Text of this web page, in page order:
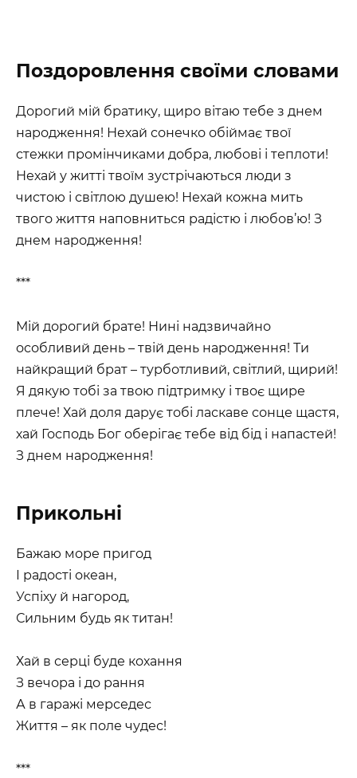
Поздоровлення своїми словами
Дорогий мій братику, щиро вітаю тебе з днем
народження! Нехай сонечко обіймає твої
стежки промінчиками добра, любові і теплоти!
Нехай у житті твоїм зустрічаються люди з
чистою і світлою душею! Нехай кожна мить
твого життя наповниться радістю і любов’ю! З
днем народження!
***
Мій дорогий брате! Нині надзвичайно
особливий день – твій день народження! Ти
найкращий брат – турботливий, світлий, щирий!
Я дякую тобі за твою підтримку і твоє щире
плече! Хай доля дарує тобі ласкаве сонце щастя,
хай Господь Бог оберігає тебе від бід і напастей!
З днем народження!
Прикольні
Бажаю море пригод
І радості океан,
Успіху й нагород,
Сильним будь як титан!
Хай в серці буде кохання
З вечора і до рання
А в гаражі мерседес
Життя – як поле чудес!
***